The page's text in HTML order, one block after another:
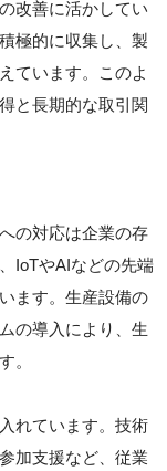
改善に活かしてい
極的に収集し、製
ています。このよ
と長期的な取引関
の対応は企業の存
IoTやAIなどの先端
ます。生産設備の
の導入により、生
。
れています。技術
加支援など、従業